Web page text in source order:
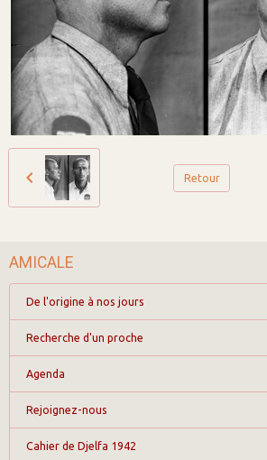
Retour
AMICALE
De l'origine à nos jours
Recherche d'un proche
Agenda
Rejoignez-nous
Cahier de Djelfa 1942